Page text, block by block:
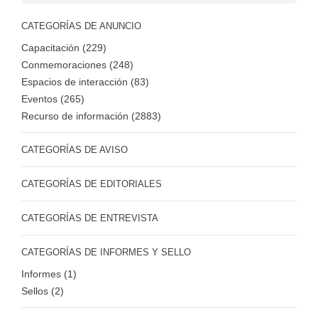
CATEGORÍAS DE ANUNCIO
Capacitación (229)
Conmemoraciones (248)
Espacios de interacción (83)
Eventos (265)
Recurso de información (2883)
CATEGORÍAS DE AVISO
CATEGORÍAS DE EDITORIALES
CATEGORÍAS DE ENTREVISTA
CATEGORÍAS DE INFORMES Y SELLO
Informes (1)
Sellos (2)